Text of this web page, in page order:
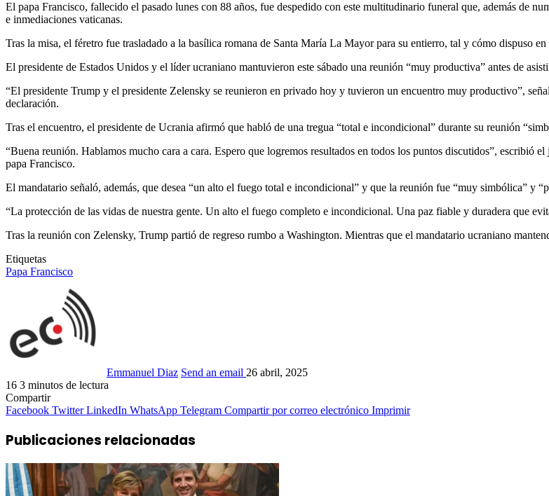
El papa Francisco, fallecido el pasado lunes con 88 años, fue despedido con este multitudinario funeral que, además de
e inmediaciones vaticanas.
Tras la misa, el féretro fue trasladado a la basílica romana de Santa María La Mayor para su entierro, tal y cómo dispuso
El presidente de Estados Unidos y el líder ucraniano mantuvieron este sábado una reunión “muy productiva” antes de
“El presidente Trump y el presidente Zelensky se reunieron en privado hoy y tuvieron un encuentro muy productivo”,
declaración.
Tras el encuentro, el presidente de Ucrania afirmó que habló de una tregua “total e incondicional” durante su reunión
“Buena reunión. Hablamos mucho cara a cara. Espero que logremos resultados en todos los puntos discutidos”, escribió
papa Francisco.
El mandatario señaló, además, que desea “un alto el fuego total e incondicional” y que la reunión fue “muy simbólica” y
“La protección de las vidas de nuestra gente. Un alto el fuego completo e incondicional. Una paz fiable y duradera que
Tras la reunión con Zelensky, Trump partió de regreso rumbo a Washington. Mientras que el mandatario ucraniano
Etiquetas
Papa Francisco
Emmanuel Diaz Send an email 26 abril, 2025
16 3 minutos de lectura
Compartir
Facebook Twitter LinkedIn WhatsApp Telegram Compartir por correo electrónico Imprimir
Publicaciones relacionadas